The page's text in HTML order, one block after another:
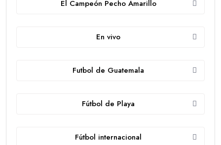
El Campeón Pecho Amarillo
En vivo
Futbol de Guatemala
Fútbol de Playa
Fútbol internacional